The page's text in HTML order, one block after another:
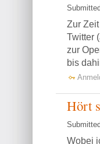
Zur
Twitter
zur
bis
Hört
Wobei